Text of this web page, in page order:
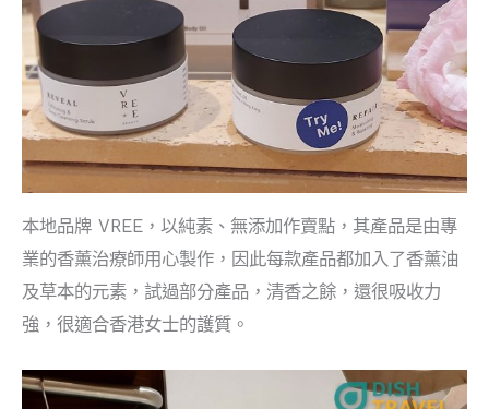
本地品牌 VREE，以純素、無添加作賣點，其產品是由專
業的香薰治療師⽤⼼製作，因此每款產品都加入了香薰油
及草本的元素，試過部分產品，清香之餘，還很吸收力
強，很適合香港女士的護質。